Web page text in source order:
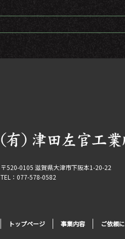
トップページ 事業内容 ご依頼
〒520-0105 滋賀県大津市下阪本1-20-22
TEL：077-578-0582